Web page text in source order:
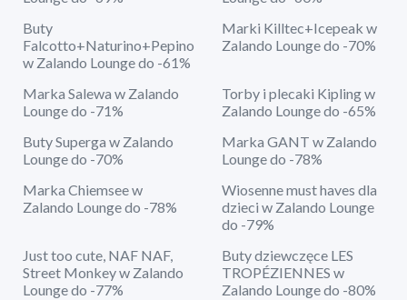
Buty
Falcotto+Naturino+Pepino
w Zalando Lounge do -61%
Marki Killtec+Icepeak w
Zalando Lounge do -70%
Marka Salewa w Zalando
Lounge do -71%
Torby i plecaki Kipling w
Zalando Lounge do -65%
Buty Superga w Zalando
Lounge do -70%
Marka GANT w Zalando
Lounge do -78%
Marka Chiemsee w
Zalando Lounge do -78%
Wiosenne must haves dla
dzieci w Zalando Lounge
do -79%
Just too cute, NAF NAF,
Street Monkey w Zalando
Lounge do -77%
Buty dziewczęce LES
TROPÉZIENNES w
Zalando Lounge do -80%